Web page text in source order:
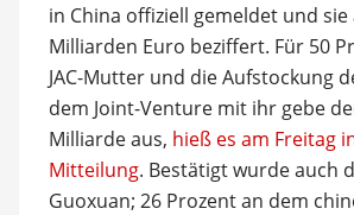
in China offiziell gemeldet und
Milliarden Euro beziffert. Für 50
JAC-Mutter und die Aufstockung
dem Joint-Venture mit ihr gebe
Milliarde aus, hieß es am Freitag
Mitteilung. Bestätigt wurde auch
Guoxuan; 26 Prozent an dem